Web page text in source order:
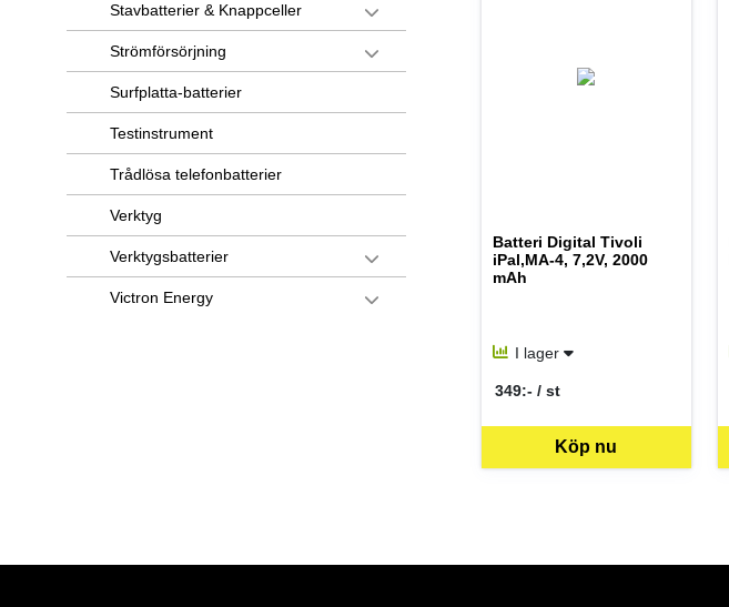
Stavbatterier & Knappceller
Strömförsörjning
Surfplatta-batterier
Testinstrument
Trådlösa telefonbatterier
Verktyg
Verktygsbatterier
Victron Energy
Batteri Digital Tivoli
iPal,MA-4, 7,2V, 2000
mAh
I lager
Köp nu
349:- / st
SEK per ST